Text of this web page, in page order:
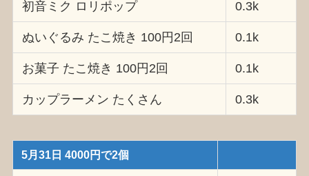
初音ミク ロリポップ 0.3k
ぬいぐるみ たこ焼き 100円2回 0.1k
お菓子 たこ焼き 100円2回 0.1k
カップラーメン たくさん 0.3k
5月31日 4000円で2個